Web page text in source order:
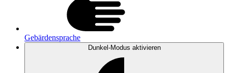
Gebärdensprache
Dunkel-Modus aktivieren